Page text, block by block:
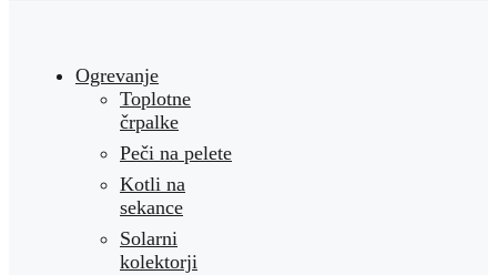
Ogrevanje
Toplotne
črpalke
Peči na pelete
Kotli na
sekance
Solarni
kolektorji